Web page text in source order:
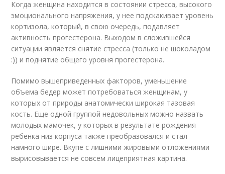
Когда женщина находится в состоянии стресса, высокого
эмоционального напряжения, у нее подскакивает уровень
кортизола, который, в свою очередь, подавляет
активность прогестерона. Выходом в сложившейся
ситуации является снятие стресса (только не шоколадом
:)) и поднятие общего уровня прогестерона.
Помимо вышеприведенных факторов, уменьшение
объема бедер может потребоваться женщинам, у
которых от природы анатомически широкая тазовая
кость. Еще одной группой недовольных можно назвать
молодых мамочек, у которых в результате рождения
ребенка низ корпуса также преобразовался и стал
намного шире. Вкупе с лишними жировыми отложениями
вырисовывается не совсем лицеприятная картина.